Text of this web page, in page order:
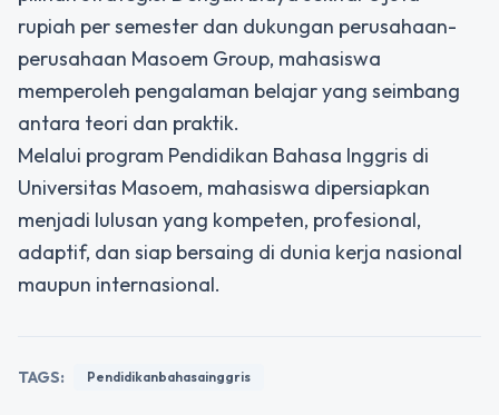
rupiah per semester dan dukungan perusahaan-
perusahaan Masoem Group, mahasiswa
memperoleh pengalaman belajar yang seimbang
antara teori dan praktik.
Melalui program Pendidikan Bahasa Inggris di
Universitas Masoem, mahasiswa dipersiapkan
menjadi lulusan yang kompeten, profesional,
adaptif, dan siap bersaing di dunia kerja nasional
maupun internasional.
TAGS: Pendidikanbahasainggris